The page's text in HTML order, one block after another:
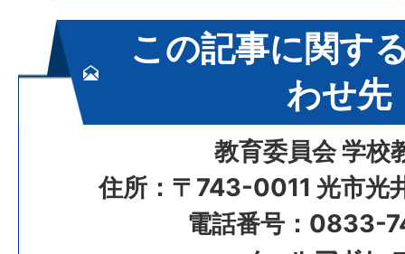
この記事に関す
わせ先
教育委員会 学校
住所：〒743-0011 光市光
電話番号：0833-